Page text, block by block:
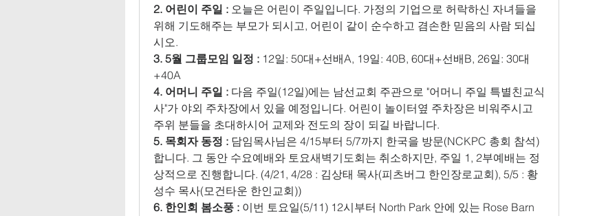
2. 어린이 주일 : 오늘은 어린이 주일입니다. 가정의 기업으로 허락하신 자녀들을
위해 기도해주는 부모가 되시고, 어린이 같이 순수하고 겸손한 믿음의 사람 되십
시오.
3. 5월 그룹모임 일정 : 12일: 50대+선배A, 19일: 40B, 60대+선배B, 26일: 30대
+40A
4. 어머니 주일 : 다음 주일(12일)에는 남선교회 주관으로 "어머니 주일 특별친교식
사"가 야외 주차장에서 있을 예정입니다. 어린이 놀이터옆 주차장은 비워주시고
주위 분들을 초대하시어 교제와 전도의 장이 되길 바랍니다.
5. 목회자 동정 : 담임목사님은 4/15부터 5/7까지 한국을 방문(NCKPC 총회 참석)
합니다. 그 동안 수요예배와 토요새벽기도회는 취소하지만, 주일 1, 2부예배는 정
상적으로 진행합니다. (4/21, 4/28 : 김상태 목사(피츠버그 한인장로교회), 5/5 : 황
성수 목사(모건타운 한인교회))
6. 한인회 봄소풍 : 이번 토요일(5/11) 12시부터 North Park 안에 있는 Rose Barn